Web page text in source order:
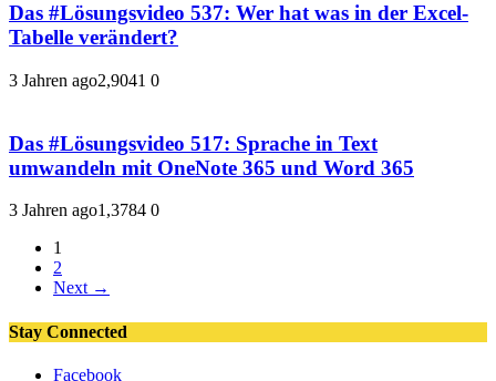
Das #Lösungsvideo 537: Wer hat was in der Excel-
Tabelle verändert?
3 Jahren ago2,9041 0
Das #Lösungsvideo 517: Sprache in Text
umwandeln mit OneNote 365 und Word 365
3 Jahren ago1,3784 0
1
2
Next →
Stay Connected
Facebook